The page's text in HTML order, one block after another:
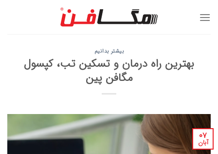
بیشتر بدانیم
بهترین راه درمان و تسکین تب، کپسول
مگافن پین
۰۷
آبان